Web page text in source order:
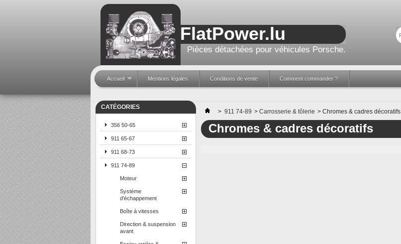
FlatPower.lu
Pièces détachées pour véhicules Porsche.
Accueil Mentions légales Conditions de vente Comment commander ?
CATÉGORIES
356 50-65
911 65-67
911 68-73
911 74-89
Moteur
Système
d'échappement
Boîte à vitesses
Direction & suspension
avant
> 911 74-89 > Carrosserie & tôlerie > Chromes & cadres décoratifs
Chromes & cadres décoratifs